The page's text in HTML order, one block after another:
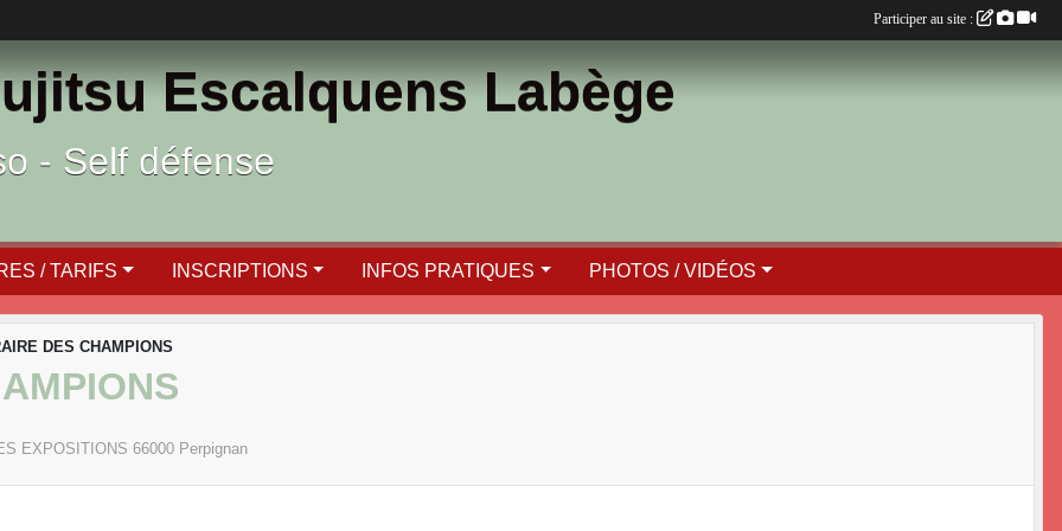
Escalquens Labège
- Self défense
/ TARIFS INSCRIPTIONS INFOS PRATIQUES PHOTOS / VIDÉOS
DES CHAMPIONS
EXPOSITIONS 66000 Perpignan
Participer au site :